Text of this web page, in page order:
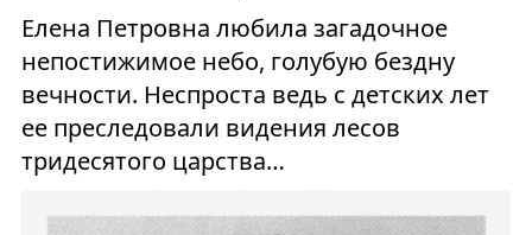
Елена Петровна любила загадочное
непостижимое небо, голубую бездну
вечности. Неспроста ведь с детских лет
ее преследовали видения лесов
тридесятого царства…